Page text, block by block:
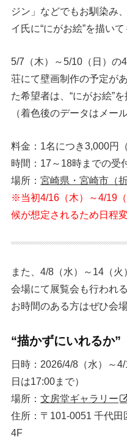
ジン」などでもお馴染み
イ氏に“にがお絵”を描い
5/7（木）～5/10（日）の
荘にて壁画制作の予定が
た希望者は、“にがお絵”
（着色後のデータはメー
料金：1名につき3,000円（
時間：17～18時までの受
場所：宮崎県・宮崎市（
※当初4/16（木）～4/19
候が想定されるため日程
また、4/8（水）～14（
会場にて展覧会も行われる
お時間のある方はぜひ会場
“描かずにいれるか”
日時：2026/4/8（水）～
日は17:00まで）
場所：文房堂ギャラリー
住所：〒101-0051 千代
4F
ウェストジャ
イベント・リリース